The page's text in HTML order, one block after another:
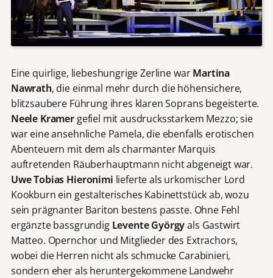
Eine quirlige, liebeshungrige Zerline warMartina
Nawrath, die einmal mehr durch die höhensichere,
blitzsaubere Führung ihres klaren Soprans begeisterte.
Neele Kramer gefiel mit ausdrucksstarkem Mezzo; sie
war eine ansehnliche Pamela, die ebenfalls erotischen
Abenteuern mit dem als charmanter Marquis
auftretenden Räuberhauptmann nicht abgeneigt war.
Uwe Tobias Hieronimi lieferte als urkomischer Lord
Kookburn ein gestalterisches Kabinettstück ab, wozu
sein prägnanter Bariton bestens passte. Ohne Fehl
ergänzte bassgrundig Levente Györgyals Gastwirt
Matteo. Opernchor und Mitglieder des Extrachors,
wobei die Herren nicht als schmucke Carabinieri,
sondern eher als heruntergekommene Landwehr